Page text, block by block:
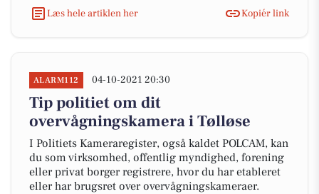
Læs hele artiklen her
Kopiér link
ALARM112 04-10-2021 20:30
Tip politiet om dit
overvågningskamera i Tølløse
I Politiets Kameraregister, også kaldet POLCAM, kan
du som virksomhed, offentlig myndighed, forening
eller privat borger registrere, hvor du har etableret
eller har brugsret over overvågningskameraer.